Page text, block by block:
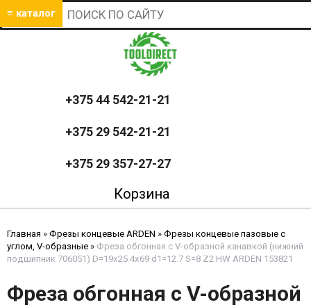
≡ каталог
+375 44 542-21-21
+375 29 542-21-21
+375 29 357-27-27
Корзина
Главная » Фрезы концевые ARDEN » Фрезы концевые пазовые с
углом, V-образные » Фреза обгонная с V-образной канавкой (нижний
подшипник 706051) D=19x25.4x69 d1=12.7 S=8 Z2 HW ARDEN 153821
Фреза обгонная с V-образной